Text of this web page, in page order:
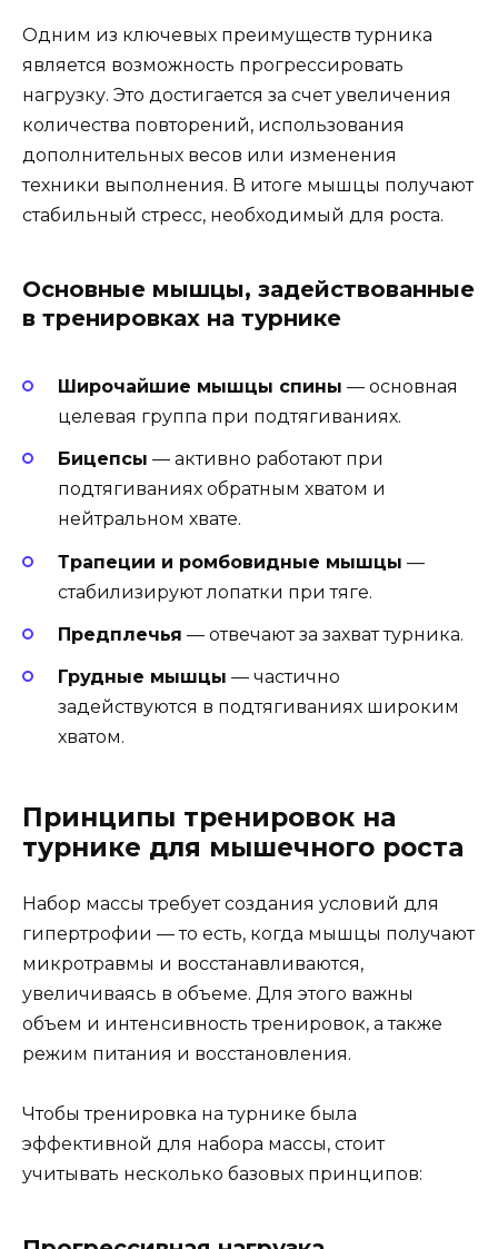
Одним из ключевых преимуществ турника
является возможность прогрессировать
нагрузку. Это достигается за счет увеличения
количества повторений, использования
дополнительных весов или изменения
техники выполнения. В итоге мышцы получают
стабильный стресс, необходимый для роста.
Основные мышцы, задействованные
в тренировках на турнике
Широчайшие мышцы спины — основная
целевая группа при подтягиваниях.
Бицепсы — активно работают при
подтягиваниях обратным хватом и
нейтральном хвате.
Трапеции и ромбовидные мышцы —
стабилизируют лопатки при тяге.
Предплечья — отвечают за захват турника.
Грудные мышцы — частично
задействуются в подтягиваниях широким
хватом.
Принципы тренировок на
турнике для мышечного роста
Набор массы требует создания условий для
гипертрофии — то есть, когда мышцы получают
микротравмы и восстанавливаются,
увеличиваясь в объеме. Для этого важны
объем и интенсивность тренировок, а также
режим питания и восстановления.
Чтобы тренировка на турнике была
эффективной для набора массы, стоит
учитывать несколько базовых принципов: